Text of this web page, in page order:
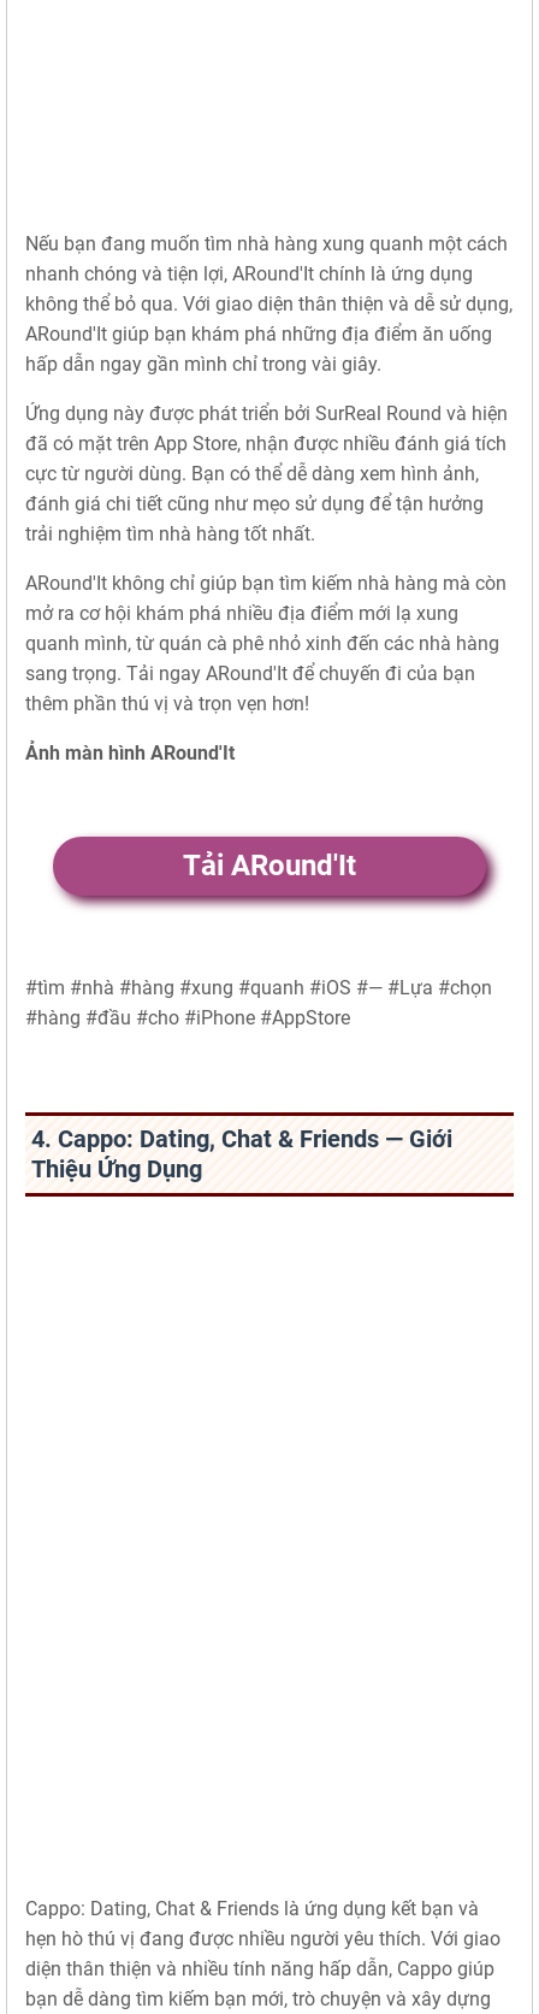
Nếu bạn đang muốn tìm nhà hàng xung quanh một cách
nhanh chóng và tiện lợi, ARound'It chính là ứng dụng
không thể bỏ qua. Với giao diện thân thiện và dễ sử dụng,
ARound'It giúp bạn khám phá những địa điểm ăn uống
hấp dẫn ngay gần mình chỉ trong vài giây.
Ứng dụng này được phát triển bởi SurReal Round và hiện
đã có mặt trên App Store, nhận được nhiều đánh giá tích
cực từ người dùng. Bạn có thể dễ dàng xem hình ảnh,
đánh giá chi tiết cũng như mẹo sử dụng để tận hưởng
trải nghiệm tìm nhà hàng tốt nhất.
ARound'It không chỉ giúp bạn tìm kiếm nhà hàng mà còn
mở ra cơ hội khám phá nhiều địa điểm mới lạ xung
quanh mình, từ quán cà phê nhỏ xinh đến các nhà hàng
sang trọng. Tải ngay ARound'It để chuyến đi của bạn
thêm phần thú vị và trọn vẹn hơn!
Ảnh màn hình ARound'It
Tải ARound'It
#tìm #nhà #hàng #xung #quanh #iOS #— #Lựa #chọn
#hàng #đầu #cho #iPhone #AppStore
4. Cappo: Dating, Chat & Friends — Giới
Thiệu Ứng Dụng
Cappo: Dating, Chat & Friends là ứng dụng kết bạn và
hẹn hò thú vị đang được nhiều người yêu thích. Với giao
diện thân thiện và nhiều tính năng hấp dẫn, Cappo giúp
bạn dễ dàng tìm kiếm bạn mới, trò chuyện và xây dựng